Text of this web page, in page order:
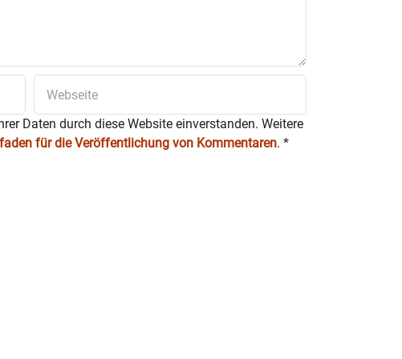
Daten durch diese Website einverstanden. Weitere
für die Veröffentlichung von Kommentaren. *